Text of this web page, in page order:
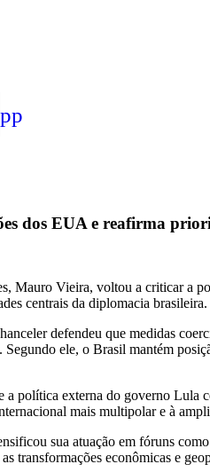
dos EUA e reafirma
Mauro Vieira, voltou a criticar a
centrais da diplomacia brasileira.
defendeu que medidas
ele, o Brasil mantém
política externa do governo Lula
mais multipolar e à
sua atuação em fóruns
transformações econômicas e